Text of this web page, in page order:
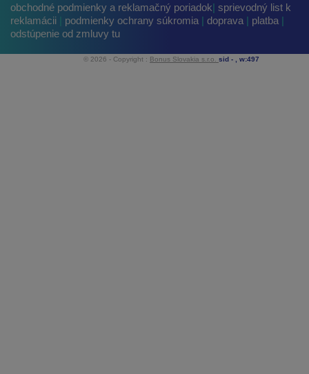
obchodné podmienky a reklamačný poriadok| sprievodný list k
reklamácii
podmienky ochrany súkromia | doprava | platba |
odstúpenie od zmluvy tu
© 2026 - Copyright : Bonus Slovakia s.r.o. sid - , w:497